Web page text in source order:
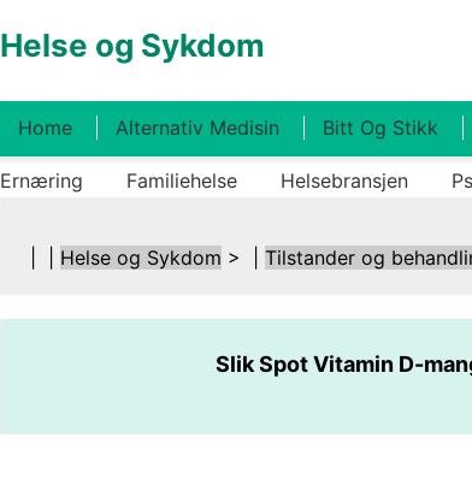
Helse og Sykdom
Home Alternativ Medisin Bitt Og Stikk
Ernæring Familiehelse Helsebransjen
Helse og Sykdom > | Tilstander og
Slik Spot Vitamin D-